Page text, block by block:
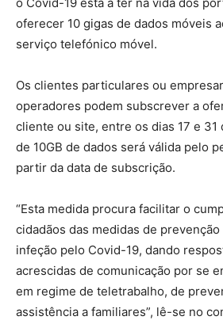
o Covid-19 está a ter na vida dos
oferecer 10 gigas de dados móveis
serviço telefónico móvel.
Os clientes particulares ou
operadores podem subscrever a
cliente ou site, entre os dias 17 e 31
de 10GB de dados será válida pelo
partir da data de subscrição.
“Esta medida procura facilitar o
cidadãos das medidas de
infeção pelo Covid-19, dando
acrescidas de comunicação por se
em regime de teletrabalho, de
assistência a familiares”, lê-se no